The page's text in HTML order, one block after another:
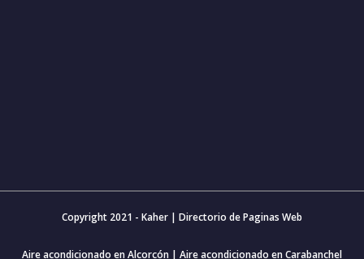
Copyright 2021 - Kaher | Directorio de Paginas Web
Aire acondicionado en Alcorcón | Aire acondicionado en Carabanchel